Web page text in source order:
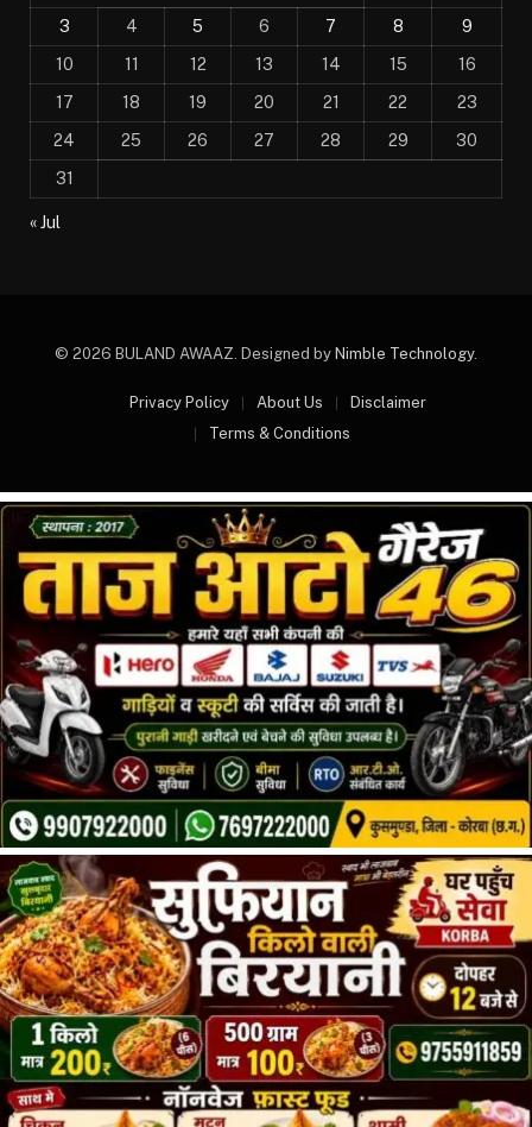
3
4 5 6 7 8
9
10
11 12 13 14 15
16
17
18 19 20 21 22
23
24
25 26 27 28 29
30
31
« Jul
© 2026 BULAND AWAAZ. Designed by Nimble Technology.
Privacy Policy About Us
Disclaimer
Terms & Conditions